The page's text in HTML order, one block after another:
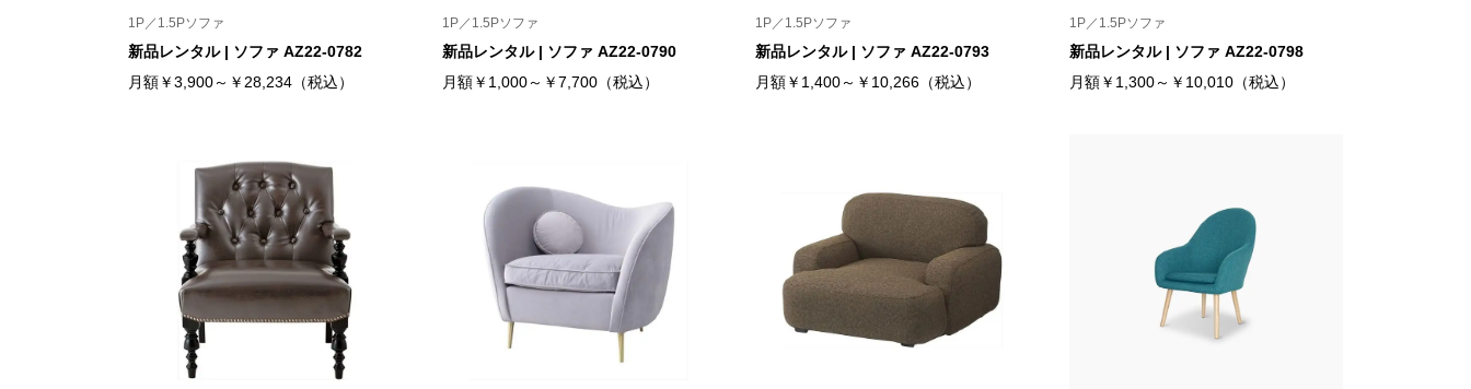
1P／1.5Pソファ
新品レンタル | ソファ AZ22-0782
月額￥3,900～￥28,234（税込）
1P／1.5Pソファ
新品レンタル | ソファ AZ22-0790
月額￥1,000～￥7,700（税込）
1P／1.5Pソファ
新品レンタル | ソファ AZ22-0793
月額￥1,400～￥10,266（税込）
1P／1.5Pソファ
新品レンタル | ソファ AZ22-0798
月額￥1,300～￥10,010（税込）